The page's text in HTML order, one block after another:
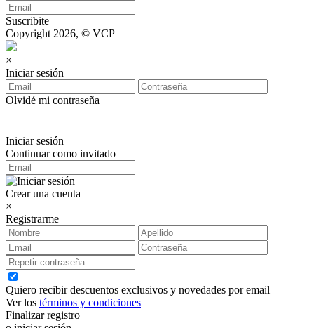
Suscribite
Copyright 2026, © VCP
×
Iniciar sesión
Olvidé mi contraseña
Iniciar sesión
Continuar como invitado
Crear una cuenta
×
Registrarme
Quiero recibir descuentos exclusivos y novedades por email
Ver los términos y condiciones
Finalizar registro